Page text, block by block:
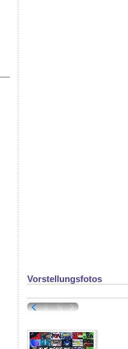
Vorstellungsfotos